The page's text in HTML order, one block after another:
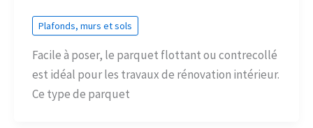
Plafonds, murs et sols
Facile à poser, le parquet flottant ou contrecollé
est idéal pour les travaux de rénovation intérieur.
Ce type de parquet